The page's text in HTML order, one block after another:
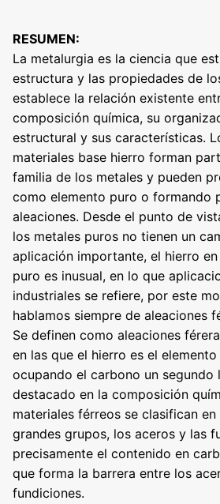
RESUMEN:
La metalurgia es la ciencia que
estructura y las propiedades de
establece la relación existente
composición química, su
estructural y sus características.
materiales base hierro forman
familia de los metales y pueden
como elemento puro o formando
aleaciones. Desde el punto de
los metales puros no tienen un
aplicación importante, el hierro
puro es inusual, en lo que
industriales se refiere, por este
hablamos siempre de aleaciones
Se definen como aleaciones
en las que el hierro es el
ocupando el carbono un segundo
destacado en la composición
materiales férreos se clasifican en
grandes grupos, los aceros y las
precisamente el contenido en
que forma la barrera entre los
fundiciones.